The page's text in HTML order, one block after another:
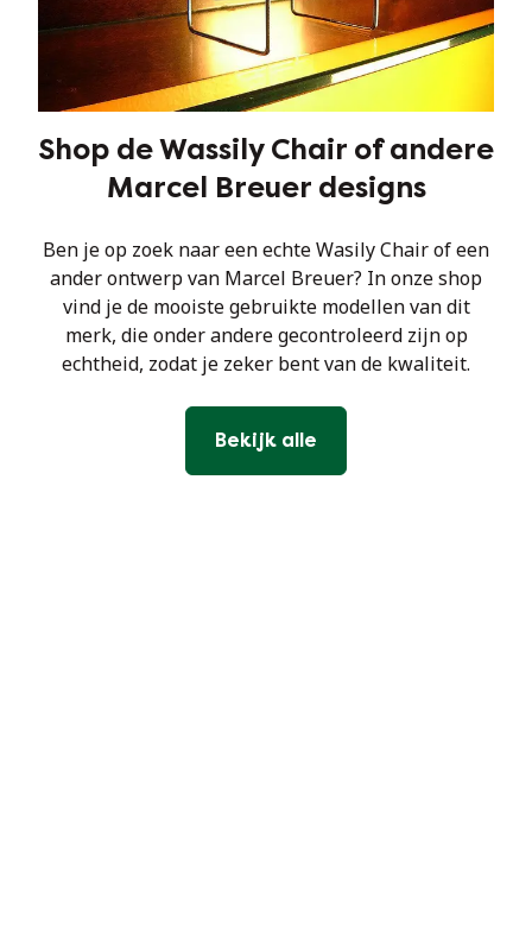
Shop de Wassily Chair of andere
Marcel Breuer designs
Ben je op zoek naar een echte Wasily Chair of een
ander ontwerp van Marcel Breuer? In onze shop
vind je de mooiste gebruikte modellen van dit
merk, die onder andere gecontroleerd zijn op
echtheid, zodat je zeker bent van de kwaliteit.
Bekijk alle